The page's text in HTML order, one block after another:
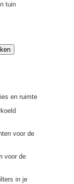
tuin
en ruimte
voor de
voor de
in je